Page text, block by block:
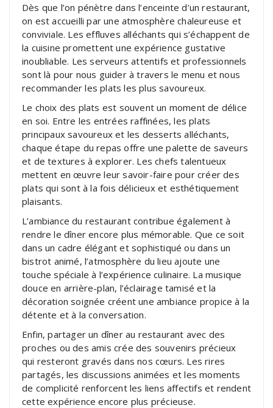
Dès que l’on pénètre dans l’enceinte d’un restaurant,
on est accueilli par une atmosphère chaleureuse et
conviviale. Les effluves alléchants qui s’échappent de
la cuisine promettent une expérience gustative
inoubliable. Les serveurs attentifs et professionnels
sont là pour nous guider à travers le menu et nous
recommander les plats les plus savoureux.
Le choix des plats est souvent un moment de délice
en soi. Entre les entrées raffinées, les plats
principaux savoureux et les desserts alléchants,
chaque étape du repas offre une palette de saveurs
et de textures à explorer. Les chefs talentueux
mettent en œuvre leur savoir-faire pour créer des
plats qui sont à la fois délicieux et esthétiquement
plaisants.
L’ambiance du restaurant contribue également à
rendre le dîner encore plus mémorable. Que ce soit
dans un cadre élégant et sophistiqué ou dans un
bistrot animé, l’atmosphère du lieu ajoute une
touche spéciale à l’expérience culinaire. La musique
douce en arrière-plan, l’éclairage tamisé et la
décoration soignée créent une ambiance propice à la
détente et à la conversation.
Enfin, partager un dîner au restaurant avec des
proches ou des amis crée des souvenirs précieux
qui resteront gravés dans nos cœurs. Les rires
partagés, les discussions animées et les moments
de complicité renforcent les liens affectifs et rendent
cette expérience encore plus précieuse.